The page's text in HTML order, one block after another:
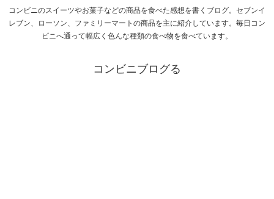
コンビニのスイーツやお菓子などの商品を食べた感想を書くブログ。セブンイ
レブン、ローソン、ファミリーマートの商品を主に紹介しています。毎日コン
ビニへ通って幅広く色んな種類の食べ物を食べています。
コンビニブログる